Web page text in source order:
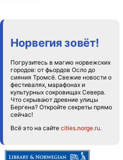
Норвегия зовёт!
Погрузитесь в магию норвежских
городов: от фьордов Осло до
сияния Тромсё. Свежие новости о
фестивалях, марафонах и
культурных сокровищах Севера.
Что скрывают древние улицы
Бергена? Откройте секреты прямо
сейчас!
Всё это на сайте cities.norge.ru.